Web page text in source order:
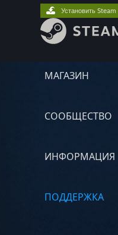
МАГАЗИН
СООБЩЕСТВО
ИНФОРМАЦИЯ
ПОДДЕРЖКА
Установить Steam